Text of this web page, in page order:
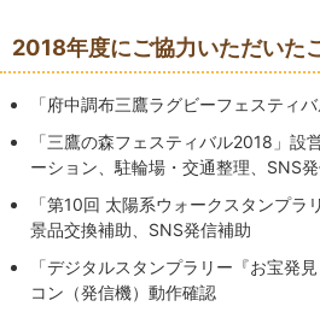
2018年度にご協力いただいた
「府中調布三鷹ラグビーフェスティ
「三鷹の森フェスティバル2018」設
ーション、駐輪場・交通整理、SNS
「第10回 太陽系ウォークスタンプラ
景品交換補助、SNS発信補助
「デジタルスタンプラリー『お宝発
コン（発信機）動作確認